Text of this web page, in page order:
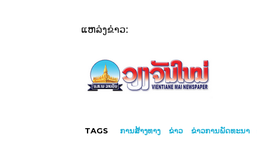
ແຫລ່ງຂ່າວ:
TAGS ການສ້າງທາງ ຂ່າວ ຂ່າວການພັດທະນາ